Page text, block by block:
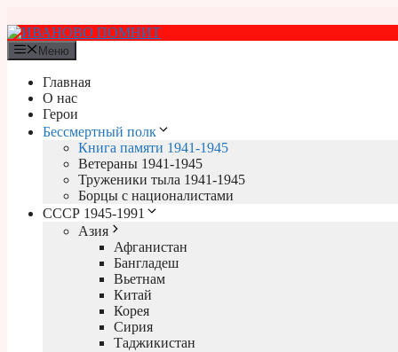
к
содержимому
Меню
Главная
О нас
Герои
Бессмертный полк
Книга памяти 1941-1945
Ветераны 1941-1945
Труженики тыла 1941-1945
Борцы с националистами
СССР 1945-1991
Азия
Афганистан
Бангладеш
Вьетнам
Китай
Корея
Сирия
Таджикистан